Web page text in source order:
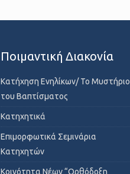
Ποιμαντική Διακονία
Κατήχηση Ενηλίκων/ Το Μυστήριο
του Βαπτίσματος
Κατηχητικά
Επιμορφωτικά Σεμινάρια
Κατηχητών
Κοινότητα Νέων “Ορθόδοξη